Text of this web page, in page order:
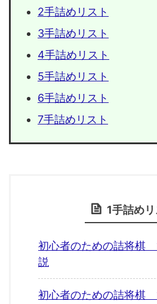
2手詰めリスト
3手詰めリスト
4手詰めリスト
5手詰めリスト
6手詰めリスト
7手詰めリスト
1手詰めリ
初心者のための詰将
説
初心者のための詰将